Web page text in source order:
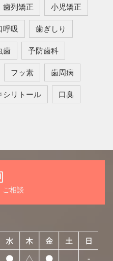
歯列矯正 小児矯正
呼吸 歯ぎしり
歯 予防歯科
フッ素 歯周病
シリトール 口臭
ご相談